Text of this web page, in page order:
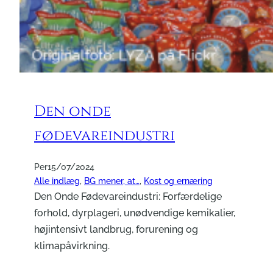
Den onde
fødevareindustri
Per15/07/2024
Alle indlæg, BG mener, at…, Kost og ernæring
Den Onde Fødevareindustri: Forfærdelige
forhold, dyrplageri, unødvendige kemikalier,
højintensivt landbrug, forurening og
klimapåvirkning.